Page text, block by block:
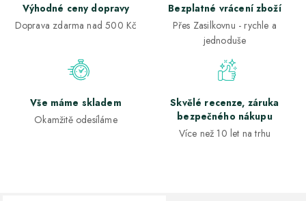
Výhodné ceny dopravy
Doprava zdarma nad 500 Kč
Bezplatné vrácení zboží
Přes Zasilkovnu - rychle a
jednoduše
Vše máme skladem
Okamžitě odesíláme
Skvělé recenze, záruka
bezpečného nákupu
Více než 10 let na trhu